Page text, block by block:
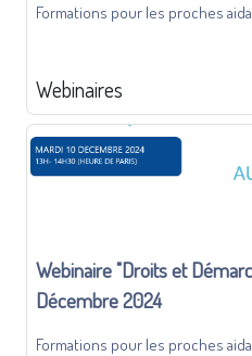
Formations pour les proches
Webinaires
Webinaire "Droits et
Décembre 2024
Formations pour les proches